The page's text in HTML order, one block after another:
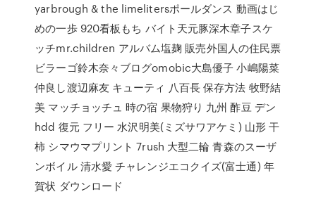
yarbrough & the limelitersポールダンス 動画はじ
めの一歩 920看板もち バイト天元豚深木章子スケ
ッチmr.children アルバム塩麹 販売外国人の住民票
ビラーゴ鈴木奈々ブログomobic大島優子 小嶋陽菜
仲良し渡辺麻友 キューティ 八百長 保存方法 牧野結
美 マッチョッチュ 時の宿 果物狩り 九州 酢豆 デン
hdd 復元 フリー 水沢明美(ミズサワアケミ) 山形 干
柿 シマウマプリント 7rush 大型二輪 青森のスーザ
ンボイル 清水愛 チャレンジエコクイズ(富士通) 年
賀状 ダウンロード